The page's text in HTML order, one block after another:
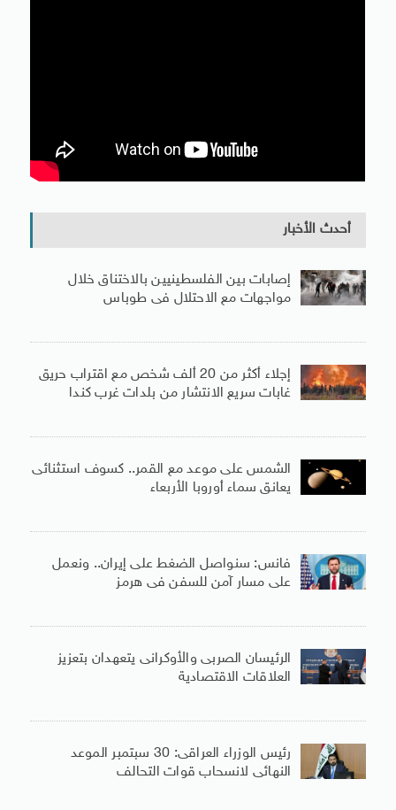
أحدث الأخبار
إصابات بين الفلسطينيين بالاختناق خلال
مواجهات مع الاحتلال فى طوباس
إجلاء أكثر من 20 ألف شخص مع اقتراب حريق
غابات سريع الانتشار من بلدات غرب كندا
الشمس على موعد مع القمر.. كسوف استثنائى
يعانق سماء أوروبا الأربعاء
فانس: سنواصل الضغط على إيران.. ونعمل
على مسار آمن للسفن فى هرمز
الرئيسان الصربى والأوكرانى يتعهدان بتعزيز
العلاقات الاقتصادية
رئيس الوزراء العراقى: 30 سبتمبر الموعد
النهائى لانسحاب قوات التحالف